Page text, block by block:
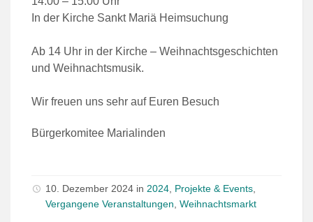
In der Kirche Sankt Mariä Heimsuchung
Ab 14 Uhr in der Kirche – Weihnachtsgeschichten
und Weihnachtsmusik.
Wir freuen uns sehr auf Euren Besuch
Bürgerkomitee Marialinden
10. Dezember 2024 in 2024 Projekte & Events
Vergangene Veranstaltungen Weihnachtsmarkt